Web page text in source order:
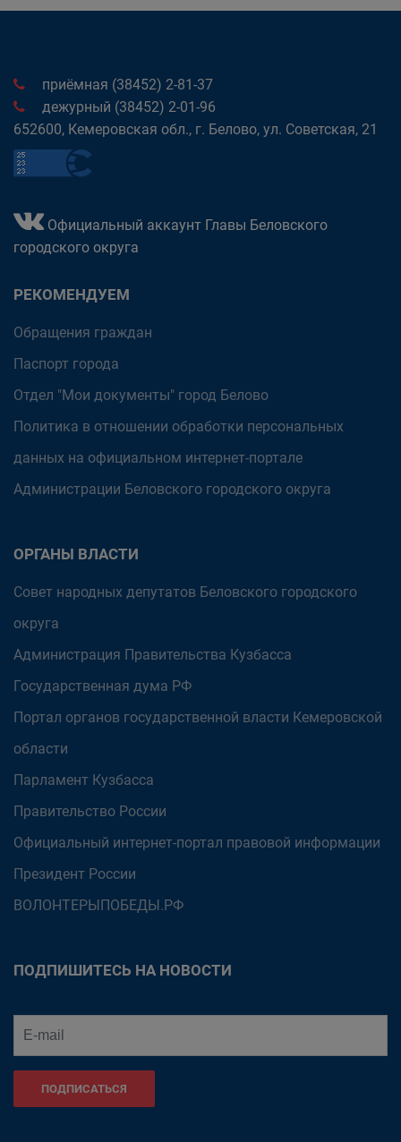
приёмная (38452) 2-81-37
дежурный (38452) 2-01-96
652600, Кемеровская обл., г. Белово, ул. Советская, 21
Официальный аккаунт Главы Беловского
городского округа
РЕКОМЕНДУЕМ
Обращения граждан
Паспорт города
Отдел "Мои документы" город Белово
Политика в отношении обработки персональных
данных на официальном интернет-портале
Администрации Беловского городского округа
ОРГАНЫ ВЛАСТИ
Совет народных депутатов Беловского городского
округа
Администрация Правительства Кузбасса
Государственная дума РФ
Портал органов государственной власти Кемеровской
области
Парламент Кузбасса
Правительство России
Официальный интернет-портал правовой информации
Президент России
ВОЛОНТЕРЫПОБЕДЫ.РФ
ПОДПИШИТЕСЬ НА НОВОСТИ
ПОДПИСАТЬСЯ